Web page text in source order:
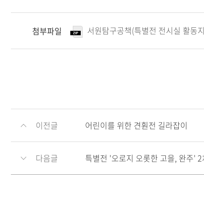
첨부파일 서원탐구공책(특별전 전시실 활동
이전글 어린이를 위한 견훤전 길라잡이
다음글 특별전 '오로지 오롯한 고을, 완주'